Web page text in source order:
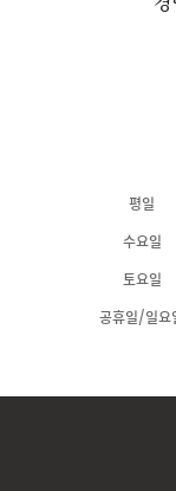
평일
수요일
토요일
공휴일/일요